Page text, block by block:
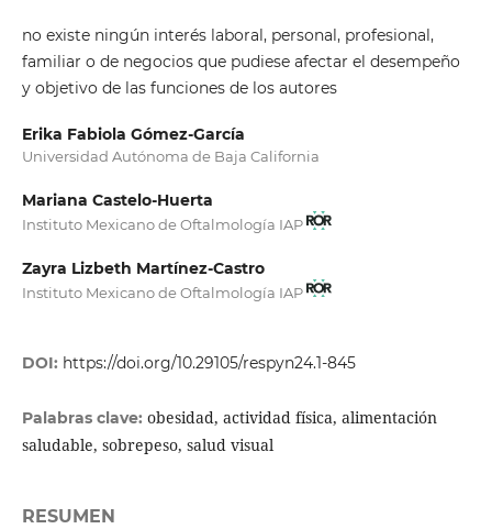
no existe ningún interés laboral, personal, profesional,
familiar o de negocios que pudiese afectar el desempeño
y objetivo de las funciones de los autores
Erika Fabiola Gómez-García
Universidad Autónoma de Baja California
Mariana Castelo-Huerta
Instituto Mexicano de Oftalmología IAP
Zayra Lizbeth Martínez-Castro
Instituto Mexicano de Oftalmología IAP
DOI: https://doi.org/10.29105/respyn24.1-845
Palabras clave: obesidad, actividad física, alimentación
saludable, sobrepeso, salud visual
RESUMEN